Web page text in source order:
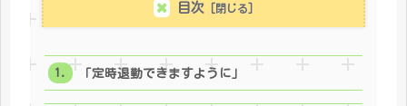
目次
「定時退勤できますように」